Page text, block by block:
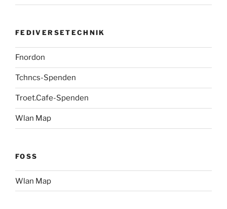
FEDIVERSETECHNIK
Fnordon
Tchncs-Spenden
Troet.Cafe-Spenden
Wlan Map
FOSS
Wlan Map